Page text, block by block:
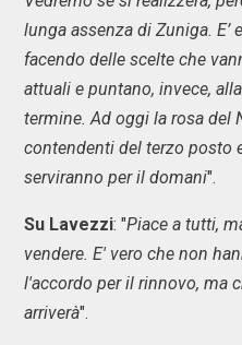
lunga assenza di Zuniga.
facendo delle scelte che
attuali e puntano, invece,
termine. Ad oggi la rosa del
contendenti del terzo posto
serviranno per il domani".
Su Lavezzi: "Piace a tutti,
vendere. E' vero che non
l'accordo per il rinnovo, ma
arriverà".